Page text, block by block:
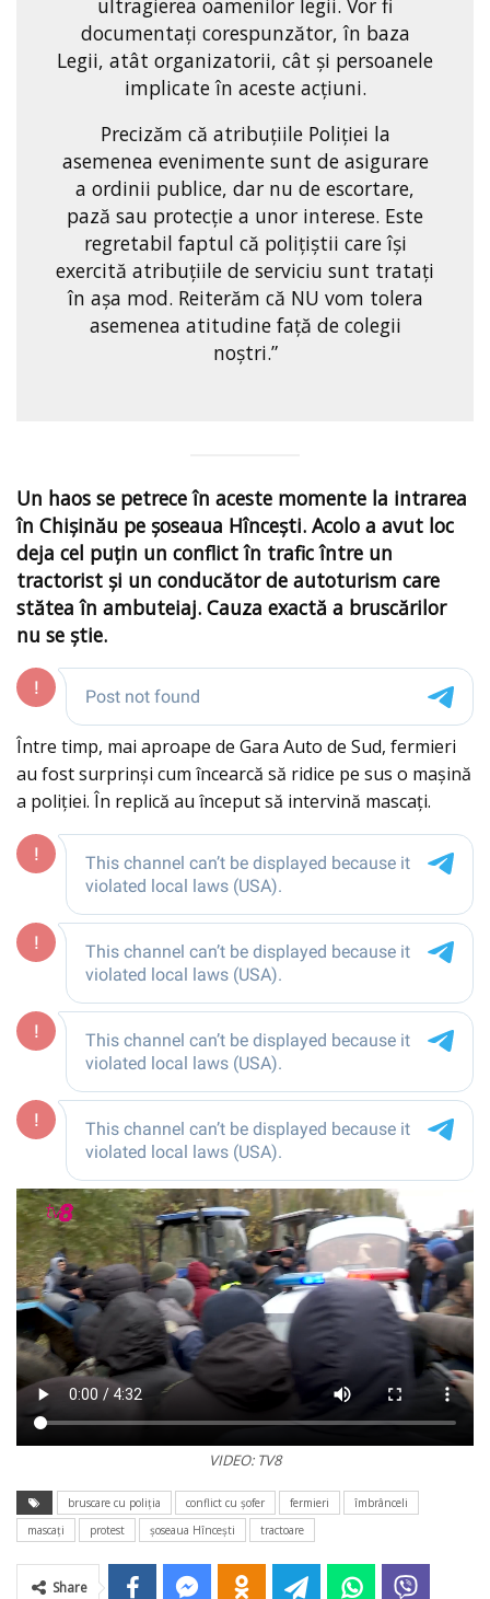
ultragierea oamenilor legii. Vor fi
documentați corespunzător, în baza
Legii, atât organizatorii, cât și persoanele
implicate în aceste acțiuni.
Precizăm că atribuțiile Poliției la
asemenea evenimente sunt de asigurare
a ordinii publice, dar nu de escortare,
pază sau protecție a unor interese. Este
regretabil faptul că polițiștii care își
exercită atribuțiile de serviciu sunt tratați
în așa mod. Reiterăm că NU vom tolera
asemenea atitudine față de colegii
noștri.”
Un haos se petrece în aceste momente la intrarea
în Chișinău pe șoseaua Hîncești. Acolo a avut loc
deja cel puțin un conflict în trafic între un
tractorist și un conducător de autoturism care
stătea în ambuteiaj. Cauza exactă a bruscărilor
nu se știe.
Între timp, mai aproape de Gara Auto de Sud, fermieri
au fost surprinși cum încearcă să ridice pe sus o mașină
a poliției. În replică au început să intervină mascați.
VIDEO: TV8
bruscare cu poliția conflict cu șofer fermieri
îmbrânceli
mascați
protest șoseaua Hîncești tractoare
Share